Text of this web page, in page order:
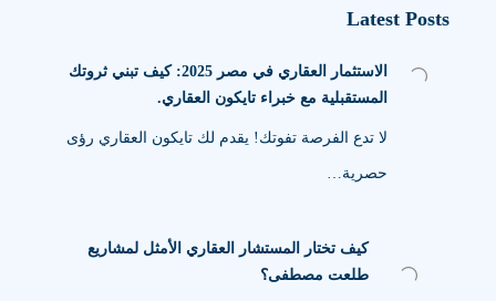
Latest Posts
الاستثمار العقاري في مصر 2025: كيف تبني ثروتك
المستقبلية مع خبراء تايكون العقاري.
لا تدع الفرصة تفوتك! يقدم لك تايكون العقاري رؤى
حصرية…
كيف تختار المستشار العقاري الأمثل لمشاريع
طلعت مصطفى؟